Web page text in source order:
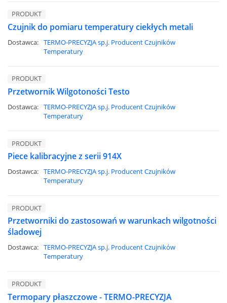
PRODUKT
Czujnik do pomiaru temperatury ciekłych metali
Dostawca: TERMO-PRECYZJA sp.j. Producent Czujników
Temperatury
PRODUKT
Przetwornik Wilgotoności Testo
Dostawca: TERMO-PRECYZJA sp.j. Producent Czujników
Temperatury
PRODUKT
Piece kalibracyjne z serii 914X
Dostawca: TERMO-PRECYZJA sp.j. Producent Czujników
Temperatury
PRODUKT
Przetworniki do zastosowań w warunkach wilgotności
śladowej
Dostawca: TERMO-PRECYZJA sp.j. Producent Czujników
Temperatury
PRODUKT
Termopary płaszczowe - TERMO-PRECYZJA